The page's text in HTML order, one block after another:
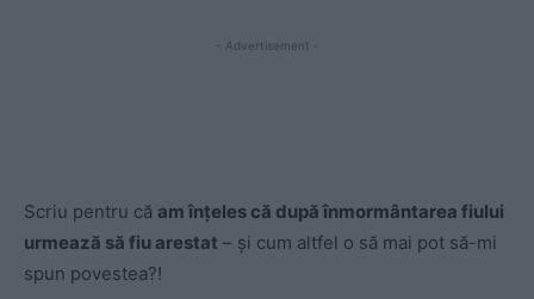
- Advertisement -
Scriu pentru că am înțeles că după înmormântarea fiului
urmează să fiu arestat – și cum altfel o să mai pot să-mi
spun povestea?!